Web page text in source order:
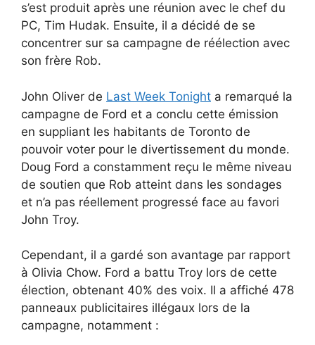
s’est produit après une réunion avec le chef du
PC, Tim Hudak. Ensuite, il a décidé de se
concentrer sur sa campagne de réélection avec
son frère Rob.
John Oliver de Last Week Tonight a remarqué la
campagne de Ford et a conclu cette émission
en suppliant les habitants de Toronto de
pouvoir voter pour le divertissement du monde.
Doug Ford a constamment reçu le même niveau
de soutien que Rob atteint dans les sondages
et n’a pas réellement progressé face au favori
John Troy.
Cependant, il a gardé son avantage par rapport
à Olivia Chow. Ford a battu Troy lors de cette
élection, obtenant 40% des voix. Il a affiché 478
panneaux publicitaires illégaux lors de la
campagne, notamment :